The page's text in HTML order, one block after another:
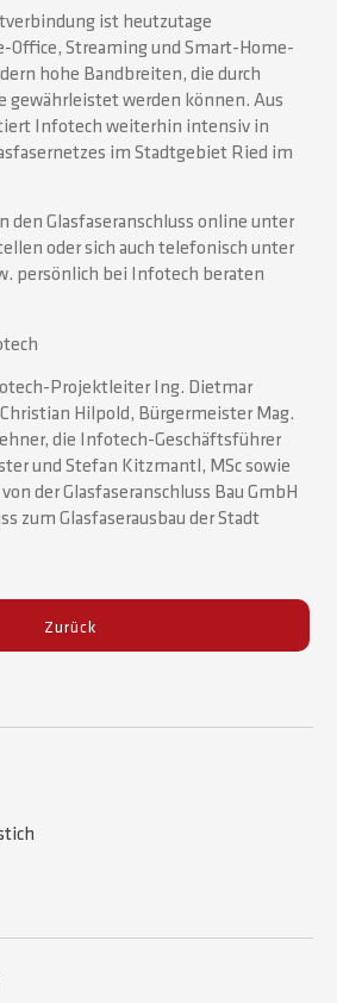
ist heutzutage
Office, Streaming und Smart-Home-
hohe Bandbreiten, die durch
gewährleistet werden können. Aus
Infotech weiterhin intensiv in
im Stadtgebiet Ried im
den Glasfaseranschluss online unter
oder sich auch telefonisch unter
persönlich bei Infotech beraten
Projektleiter Ing. Dietmar
Christian Hilpold, Bürgermeister Mag.
die Infotech-Geschäftsführer
und Stefan Kitzmantl, MSc sowie
der Glasfaseranschluss Bau GmbH
zum Glasfaserausbau der Stadt
Zurück